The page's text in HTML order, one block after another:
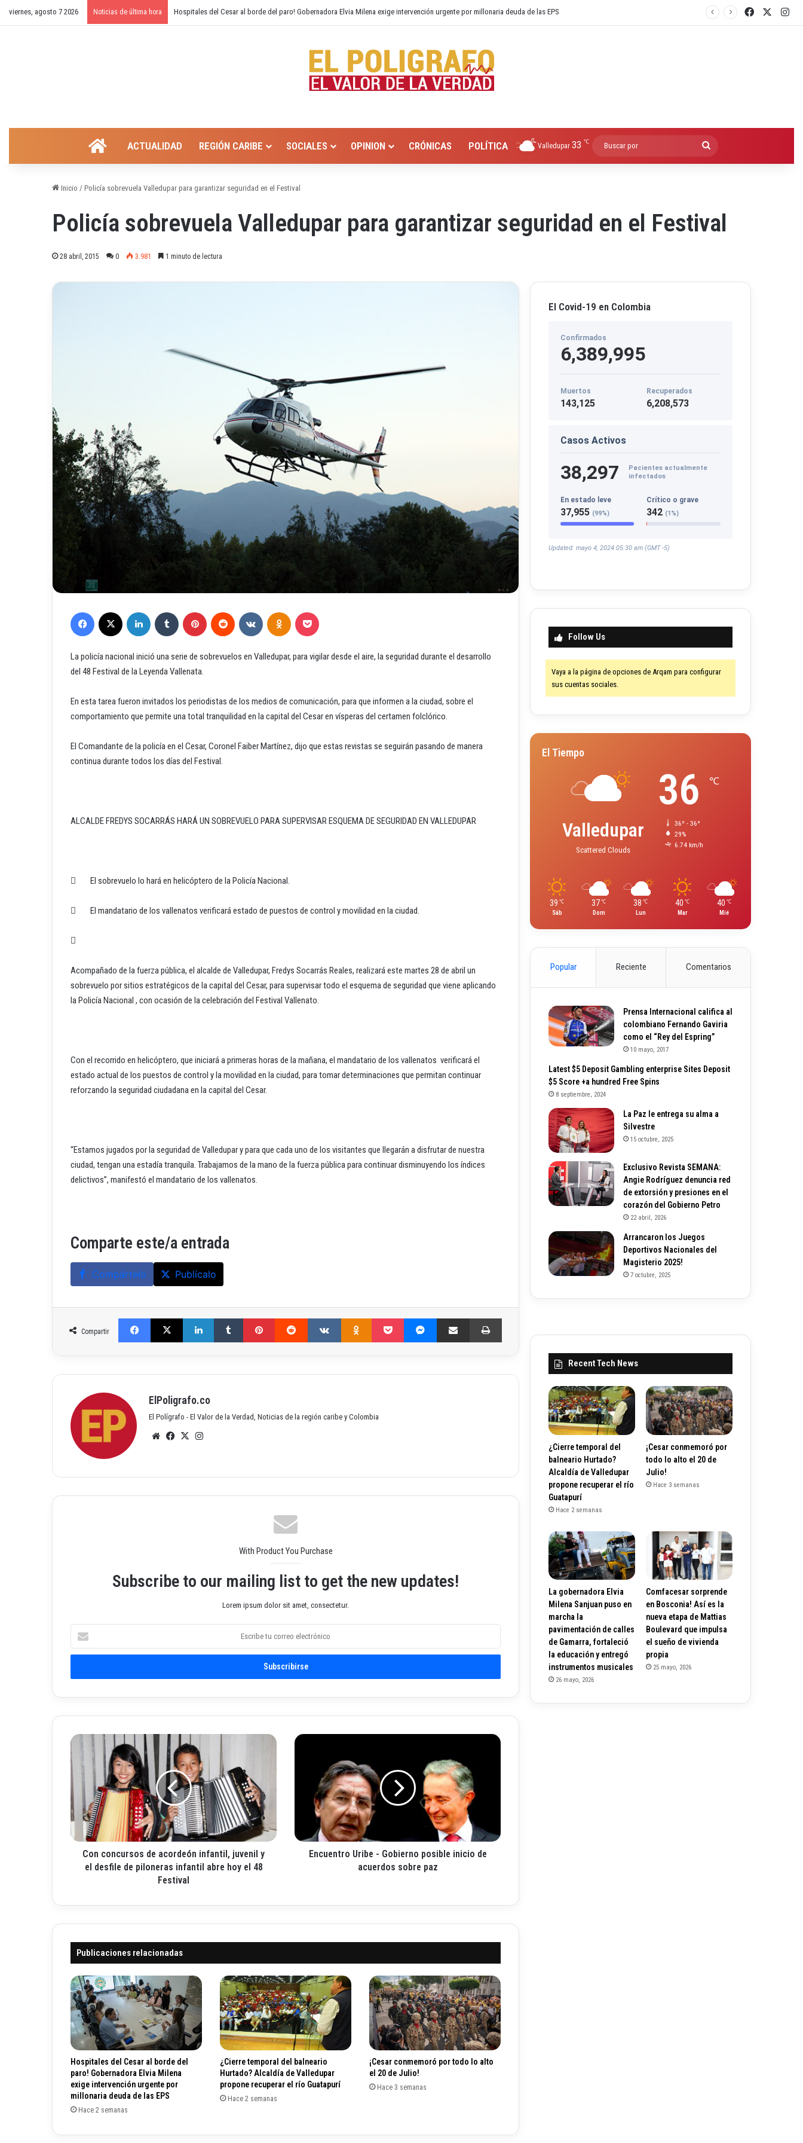
viernes, agosto 7 2026 Noticias de última hora ¿Cierre temporal del balneario Hurtado? Alcaldía de Valledupar propone recuperar el río Guatapurí Facebook
INICIOACTUALIDAD REGIÓN CARIBE SOCIALES OPINION CRÓNICAS POLÍTICA Valledupar 33 ℃
Buscar
por
Inicio / Policía sobrevuela Valledupar para garantizar seguridad en el Festival
Policía sobrevuela Valledupar para garantizar seguridad en el Festival
28 abril, 2015 0 3.981 1 minuto de lectura
La policía nacional inició una serie de sobrevuelos en Valledupar, para vigilar desde el aire, la seguridad durante el desarrollo
del 48 Festival de la Leyenda Vallenata.
En esta tarea fueron invitados los periodistas de los medios de comunicación, para que informen a la ciudad, sobre el
comportamiento que permite una total tranquilidad en la capital del Cesar en vísperas del certamen folclórico.
El Comandante de la policía en el Cesar, Coronel Faiber Martínez, dijo que estas revistas se seguirán pasando de manera
continua durante todos los días del Festival.
ALCALDE FREDYS SOCARRÁS HARÁ UN SOBREVUELO PARA SUPERVISAR ESQUEMA DE SEGURIDAD EN VALLEDUPAR
 El sobrevuelo lo hará en helicóptero de la Policía Nacional.
 El mandatario de los vallenatos verificará estado de puestos de control y movilidad en la ciudad.

Acompañado de la fuerza pública, el alcalde de Valledupar, Fredys Socarrás Reales, realizará este martes 28 de abril un
sobrevuelo por sitios estratégicos de la capital del Cesar, para supervisar todo el esquema de seguridad que viene aplicando
la Policía Nacional , con ocasión de la celebración del Festival Vallenato.
Con el recorrido en helicóptero, que iniciará a primeras horas de la mañana, el mandatario de los vallenatos verificará el
estado actual de los puestos de control y la movilidad en la ciudad, para tomar determinaciones que permitan continuar
reforzando la seguridad ciudadana en la capital del Cesar.
“Estamos jugados por la seguridad de Valledupar y para que cada uno de los visitantes que llegarán a disfrutar de nuestra
ciudad, tengan una estadía tranquila. Trabajamos de la mano de la fuerza pública para continuar disminuyendo los índices
delictivos”, manifestó el mandatario de los vallenatos.
Comparte este/a entrada
Compártelo Publícalo
Compartir
Facebook X LinkedIn Tumblr Pinterest Reddit VKontakte Odnoklassniki Pocket Messenger Compartir por correo electrónico
ElPoligrafo.co
El Polígrafo - El Valor de la Verdad, Noticias de la región caribe y Colombia
Siti
b
Fac
X
With Product You Purchase
Subscribe to our mailing list to get the new updates!
Lorem ipsum dolor sit amet, consectetur.
c
i
t
c
o
e
o
e
n
o
C
o
n
c
e
o
d
e
ó
n
n
f
n
t
i
l
Con concursos de acordeón infantil, juvenil y
el desfile de piloneras infantil abre hoy el 48
Festival
E
o
e
o
i
e
r
n
o
p
o
i
Encuentro Uribe - Gobierno posible inicio de
acuerdos sobre paz
Publicaciones relacionadas
Hospitales del Cesar al borde del
paro! Gobernadora Elvia Milena
exige intervención urgente por
millonaria deuda de las EPS
Hace 2 semanas
¿Cierre temporal del balneario
Hurtado? Alcaldía de Valledupar
propone recuperar el río Guatapurí
Hace 2 semanas
¡Cesar conmemoró por todo lo alto
el 20 de Julio!
Hace 3 semanas
El Covid-19 en Colombia
Confirmados
6,389,995
Muertos
143,125
Recuperados
6,208,573
Casos Activos
38,297
Pacientes actualmente
infectados
En estado leve
37,955 (99%)
Crítico o grave
342 (1%)
Updated: mayo 4, 2024 05:30 am (GMT -5)
Follow Us
Vaya a la página de opciones de Arqam para configurar
sus cuentas sociales.
El Tiempo
Valledupar
Scattered Clouds
36 ℃
36º - 36º
29%
6.74 km/h
39 ℃
Sáb
37 ℃
Dom
38 ℃
Lun
40 ℃
Mar
40 ℃
Mié
Popular Reciente Comentarios
Prensa Internacional califica al
colombiano Fernando Gaviria
como el “Rey del Espring”
10 mayo, 2017
Latest $5 Deposit Gambling enterprise Sites Deposit
$5 Score +a hundred Free Spins
8 septiembre, 2024
La Paz le entrega su alma a
Silvestre
15 octubre, 2025
Exclusivo Revista SEMANA:
Angie Rodríguez denuncia red
de extorsión y presiones en el
corazón del Gobierno Petro
22 abril, 2026
Arrancaron los Juegos
Deportivos Nacionales del
Magisterio 2025!
7 octubre, 2025
Recent Tech News
¿Cierre temporal del
balneario Hurtado?
Alcaldía de Valledupar
propone recuperar el río
Guatapurí
Hace 2 semanas
¡Cesar conmemoró por
todo lo alto el 20 de
Julio!
Hace 3 semanas
La gobernadora Elvia
Milena Sanjuan puso en
marcha la
pavimentación de calles
de Gamarra, fortaleció
la educación y entregó
instrumentos musicales
26 mayo, 2026
Comfacesar sorprende
en Bosconia! Así es la
nueva etapa de Mattias
Boulevard que impulsa
el sueño de vivienda
propia
25 mayo, 2026